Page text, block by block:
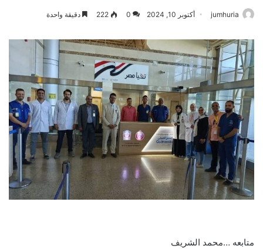
jumhuria أكتوبر 10, 2024 0
222 دقيقة واحدة
متابعه …محمد الشريف